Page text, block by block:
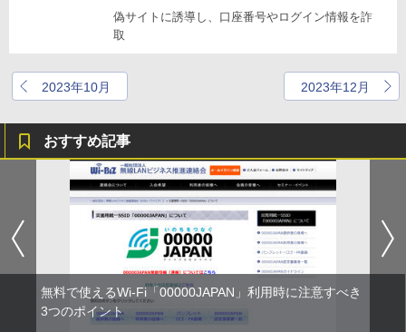
偽サイトに誘導し、口座番号やログイン情報を詐
取
2023年10月 2023年12月
おすすめ記事
無料で使えるWi-Fi「00000JAPAN」利用時に注意すべき
3つのポイント